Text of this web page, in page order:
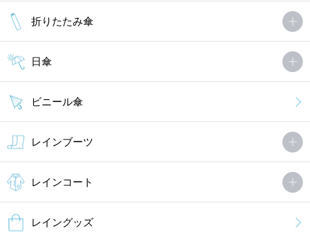
折りたたみ傘
日傘
ビニール傘
レインブーツ
レインコート
レイングッズ